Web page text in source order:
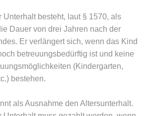
Unterhalt besteht, laut § 1570, als
Dauer von drei Jahren nach der
Er verlängert sich, wenn das Kind
betreuungsbedürftig ist und keine
(Kindergarten,
bestehen.
als Ausnahme den Altersunterhalt.